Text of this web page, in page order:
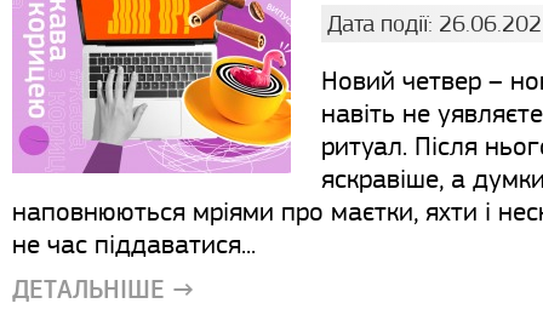
Дата події:
Новий четвер –
навіть не
ритуал. Після
яскравіше, а
наповнюються мріями про маєтки, яхти і
не час піддаватися...
ДЕТАЛЬНІШЕ →